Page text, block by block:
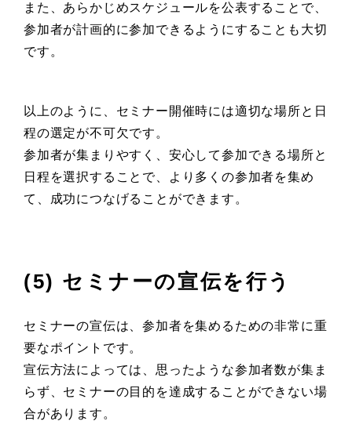
また、あらかじめスケジュールを公表することで、
参加者が計画的に参加できるようにすることも大切
です。
以上のように、セミナー開催時には適切な場所と日
程の選定が不可欠です。
参加者が集まりやすく、安心して参加できる場所と
日程を選択することで、より多くの参加者を集め
て、成功につなげることができます。
(5) セミナーの宣伝を行う
セミナーの宣伝は、参加者を集めるための非常に重
要なポイントです。
宣伝方法によっては、思ったような参加者数が集ま
らず、セミナーの目的を達成することができない場
合があります。